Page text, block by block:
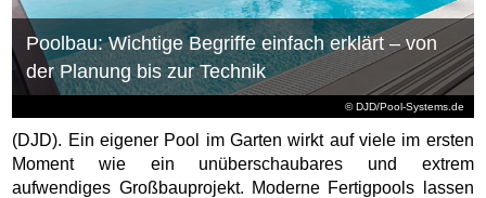
© DJD/Pool-Systems.de
Poolbau: Wichtige Begriffe einfach erklärt – von
der Planung bis zur Technik
(DJD). Ein eigener Pool im Garten wirkt auf viele im ersten
Moment wie ein unüberschaubares und extrem
aufwendiges Großbauprojekt. Moderne Fertigpools lassen